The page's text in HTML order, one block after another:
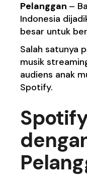
Pelanggan –
Indonesia
besar untuk
Salah satunya
musik
audiens anak
Spotify.